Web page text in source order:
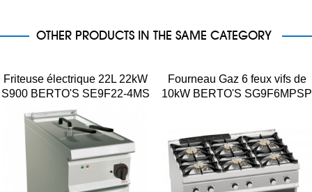
OTHER PRODUCTS IN THE SAME CATEGORY
Friteuse électrique 22L 22kW
S900 BERTO'S SE9F22-4MS
Fourneau Gaz 6 feux vifs de
10kW BERTO'S SG9F6MPSP